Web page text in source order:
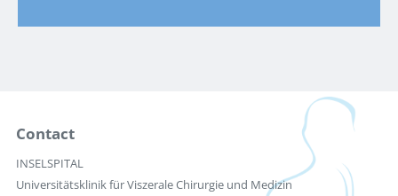
Contact
INSELSPITAL
Universitätsklinik für Viszerale Chirurgie und Medizin